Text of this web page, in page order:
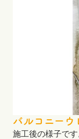
バルコニー
施工後の様子です